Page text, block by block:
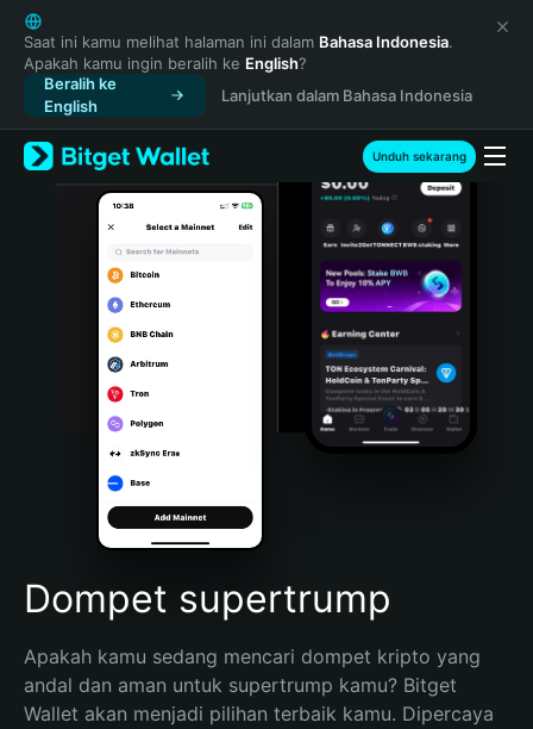
English
日本語
Tiếng Việt
Русский
Español (Latinoamérica)
Türkçe
Italiano
Português (Portugal)
Bahasa Indonesia
Português (Brasil)
Español (Argentina)
Saat ini kamu melihat halaman ini dalam Bahasa Indonesia.
Apakah kamu ingin beralih ke English?
Beralih ke
English
Lanjutkan dalam Bahasa Indonesia
Unduh sekarang
Dompet supertrump
Apakah kamu sedang mencari dompet kripto yang
andal dan aman untuk supertrump kamu? Bitget
Wallet akan menjadi pilihan terbaik kamu. Dipercaya